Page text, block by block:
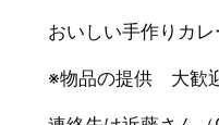
おいしい手作りカレ
※物品の提供 大歓